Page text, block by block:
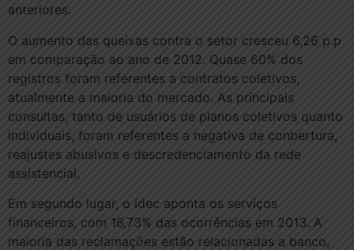
anteriores.
O aumento das queixas contra o setor cresceu 6,26 p.p
em comparação ao ano de 2012. Quase 60% dos
registros foram referentes a contratos coletivos,
atualmente a maioria do mercado. As principais
consultas, tanto de usuários de planos coletivos quanto
individuais, foram referentes a negativa de conbertura,
reajustes abusivos e descredenciamento da rede
assistencial.
Em segundo lugar, o Idec aponta os serviços
financeiros, com 16,73% das ocorrências em 2013. A
maioria das reclamações estão relacionadas a banco,